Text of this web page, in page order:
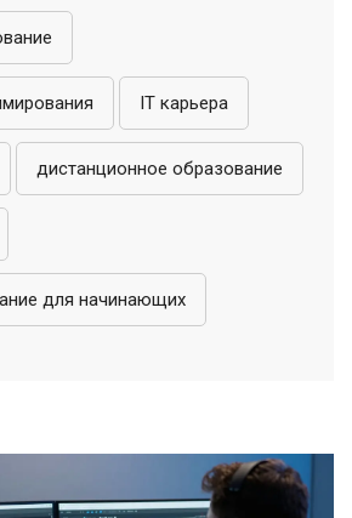
IT карьера
дистанционное образование
для начинающих